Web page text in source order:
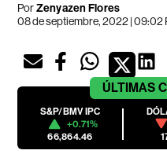
PorZenyazen Flores
08 de septiembre, 2022 | 09:02
ÚLTIMAS
S&P/BMV IPC
+0.71%
66,864.46